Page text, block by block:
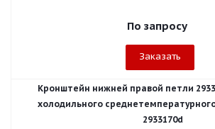
По запросу
Заказать
Кронштейн нижней правой петли
холодильного среднетемпературного
2933170d